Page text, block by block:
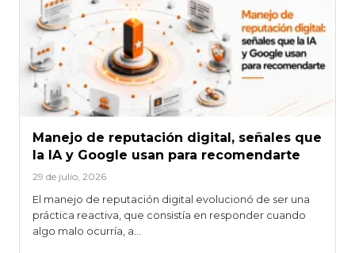
Manejo de reputación digital, señales que
la IA y Google usan para recomendarte
29 de julio, 2026
El manejo de reputación digital evolucionó de ser una
práctica reactiva, que consistía en responder cuando
algo malo ocurría, a…